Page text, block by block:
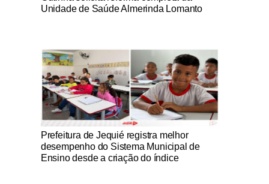
Unidade de Saúde Almerinda Lomanto
Notícias Católicas
Prefeitura de Jequié registra melhor
desempenho do Sistema Municipal de
Ensino desde a criação do índice